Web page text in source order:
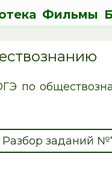
Фильмы
по
Разбор заданий